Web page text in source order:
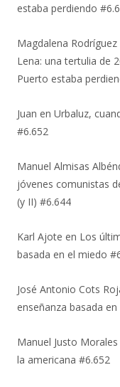
estaba perdiendo
Magdalena Rodríguez
Lena: una tertulia de
Puerto estaba
Juan en Urbaluz,
#6.652
Manuel Almisas
jóvenes comunistas
(y II) #6.644
Karl Ajote en Los
basada en el miedo
José Antonio Cots
enseñanza basada
Manuel Justo Morales
la americana #6.652